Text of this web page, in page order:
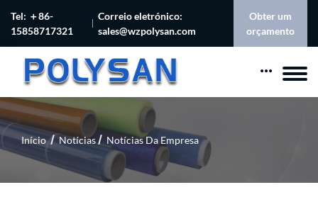
Tel: ＋86-
15858717321
Correio eletrónico:
sales@wzpolysan.com
Obter um
orçamento
Início Notícias Notícias Da Empresa